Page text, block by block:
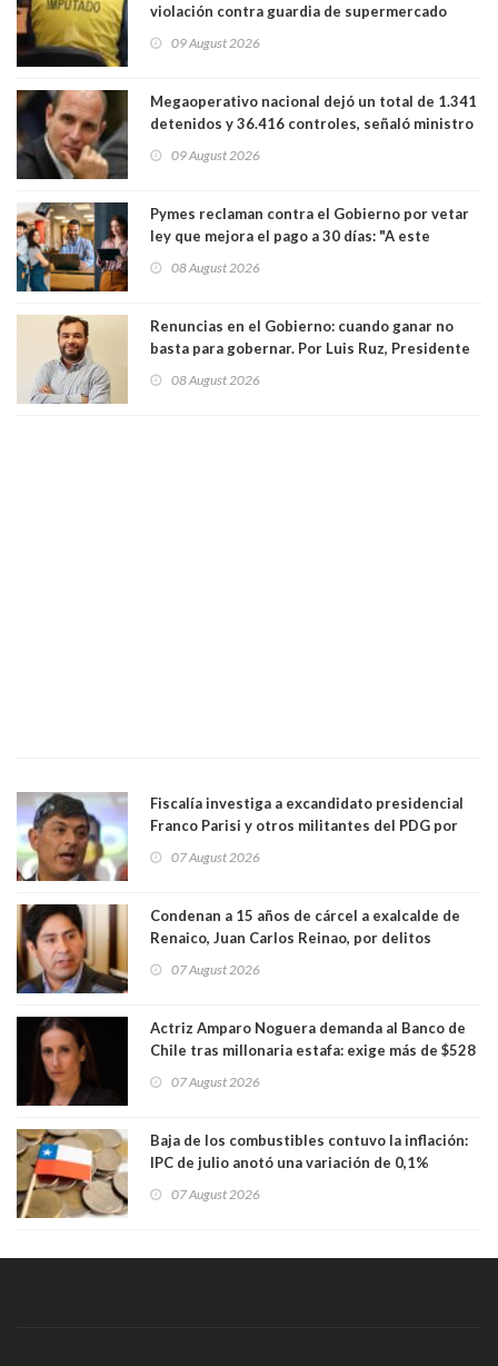
violación contra guardia de supermercado
09 August 2026
Megaoperativo nacional dejó un total de 1.341
detenidos y 36.416 controles, señaló ministro
09 August 2026
Pymes reclaman contra el Gobierno por vetar
ley que mejora el pago a 30 días: "A este
medianas empresas"
08 August 2026
Renuncias en el Gobierno: cuando ganar no
basta para gobernar. Por Luis Ruz, Presidente
08 August 2026
Fiscalía investiga a excandidato presidencial
Franco Parisi y otros militantes del PDG por
07 August 2026
Condenan a 15 años de cárcel a exalcalde de
Renaico, Juan Carlos Reinao, por delitos
07 August 2026
Actriz Amparo Noguera demanda al Banco de
Chile tras millonaria estafa: exige más de $528
07 August 2026
Baja de los combustibles contuvo la inflación:
IPC de julio anotó una variación de 0,1%
07 August 2026